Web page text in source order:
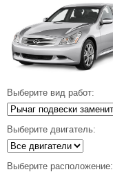
Выберите вид работ:
Выберите двигатель:
Выберите расположение: